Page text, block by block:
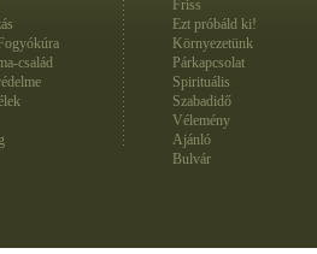
család
Friss
Ezt próbáld ki!
Környezetünk
Párkapcsolat
Spirituális
Szabadidő
Vélemény
Ajánló
Bulvár